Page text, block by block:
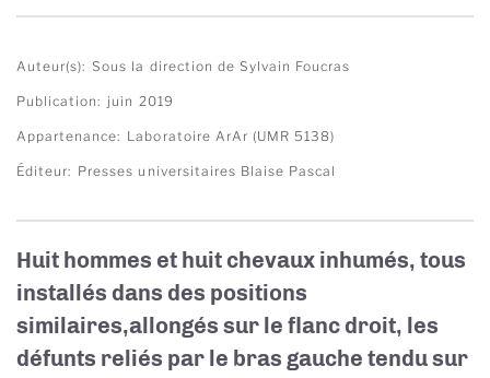
Auteur(s) Sous la direction de Sylvain Foucras
Publication juin 2019
Appartenance Laboratoire ArAr (UMR 5138)
Éditeur Presses universitaires Blaise Pascal
Huit hommes et huit chevaux inhumés, tous
installés dans des positions
similaires,allongés sur le flanc droit, les
défunts reliés par le bras gauche tendu sur